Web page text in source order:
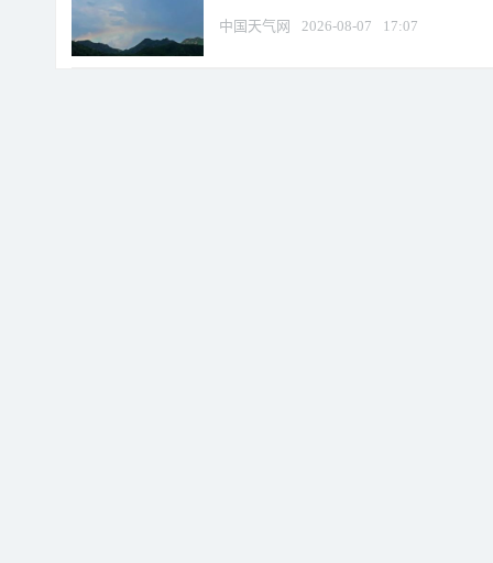
中国天气网 2026-08-07 17:07